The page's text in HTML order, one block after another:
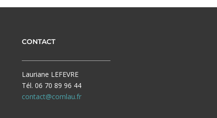
CONTACT
Lauriane LEFEVRE
Tél. 06 70 89 96 44
contact@comlau.fr